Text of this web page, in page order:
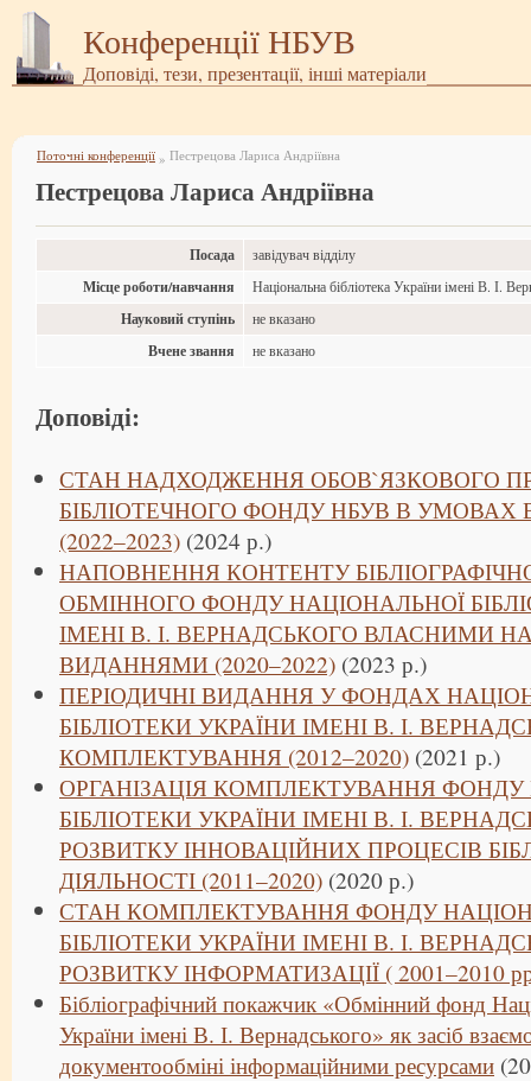
Конференції НБУВ
Доповіді, тези, презентації, інші матеріали
Поточні конференції » Пестрецова Лариса Андріївна
Пестрецова Лариса Андріївна
Посада завідувач відділу
Місце роботи/навчання Національна бібліотека України імені В. І.
Науковий ступінь не вказано
Вчене звання не вказано
Доповіді:
СТАН НАДХОДЖЕННЯ ОБОВ`ЯЗКОВОГО
БІБЛІОТЕЧНОГО ФОНДУ НБУВ В
(2022–2023) (2024 р.)
НАПОВНЕННЯ КОНТЕНТУ
ОБМІННОГО ФОНДУ НАЦІОНАЛЬНОЇ
ІМЕНІ В. І. ВЕРНАДСЬКОГО ВЛАСНИМИ
ВИДАННЯМИ (2020–2022) (2023 р.)
ПЕРІОДИЧНІ ВИДАННЯ У ФОНДАХ
БІБЛІОТЕКИ УКРАЇНИ ІМЕНІ В. І.
КОМПЛЕКТУВАННЯ (2012–2020) (2021 р.)
ОРГАНІЗАЦІЯ КОМПЛЕКТУВАННЯ ФОНДУ
БІБЛІОТЕКИ УКРАЇНИ ІМЕНІ В. І.
РОЗВИТКУ ІННОВАЦІЙНИХ ПРОЦЕСІВ
ДІЯЛЬНОСТІ (2011–2020) (2020 р.)
СТАН КОМПЛЕКТУВАННЯ ФОНДУ
БІБЛІОТЕКИ УКРАЇНИ ІМЕНІ В. І.
РОЗВИТКУ ІНФОРМАТИЗАЦІЇ ( 2001–2010
Бібліографічний покажчик «Обмінний фонд
України імені В. І. Вернадського» як засіб
документообміні інформаційними ресурсами